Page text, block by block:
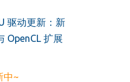
驱动更新：新
OpenCL 扩展
中~